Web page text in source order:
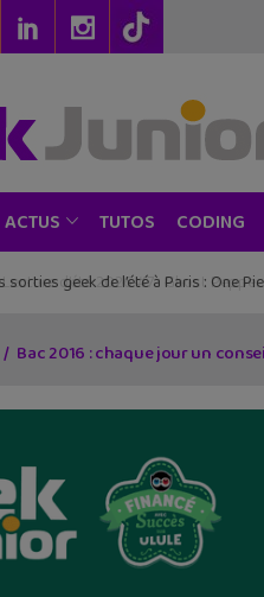
ACTUS TUTOS CODING
sorties geek de l’été à Paris : One
Bac 2016 : chaque jour un